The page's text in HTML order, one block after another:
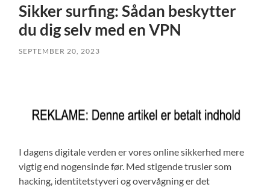
Sikker surfing: Sådan beskytter
du dig selv med en VPN
SEPTEMBER 20, 2023
I dagens digitale verden er vores online sikkerhed mere
vigtig end nogensinde før. Med stigende trusler som
hacking, identitetstyveri og overvågning er det